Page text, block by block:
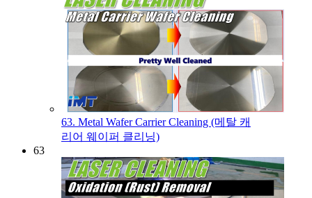
63. Metal Wafer Carrier Cleaning (메탈 캐
리어 웨이퍼 클리닝)
63